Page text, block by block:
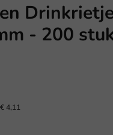
- 200
€ 4,11